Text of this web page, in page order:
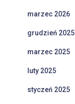
marzec 2026
grudzień 2025
marzec 2025
luty 2025
styczeń 2025